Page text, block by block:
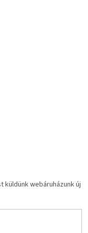
küldünk webáruházunk új